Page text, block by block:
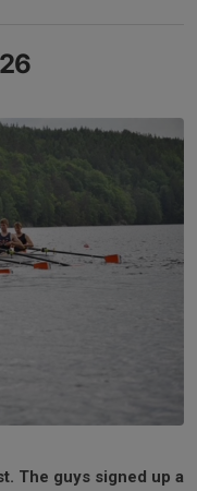
The guys signed up a